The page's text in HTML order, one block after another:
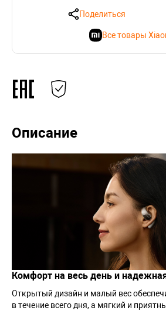
Поделиться
Все товары
Описание
Комфорт на весь день и
Открытый дизайн и малый вес
в течение всего дня, а мягкий и